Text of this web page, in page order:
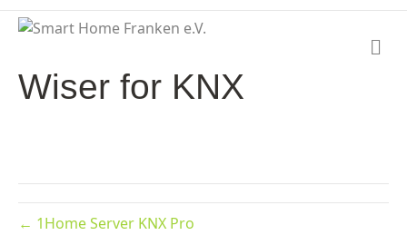
o
n
Wiser for KNX
← 1Home Server KNX Pro